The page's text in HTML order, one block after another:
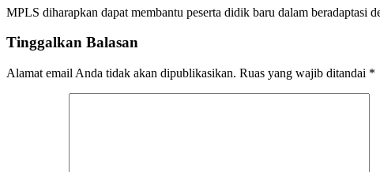
MPLS diharapkan dapat membantu peserta didik baru dalam beradaptasi
Tinggalkan Balasan
Alamat email Anda tidak akan dipublikasikan. Ruas yang wajib ditandai *